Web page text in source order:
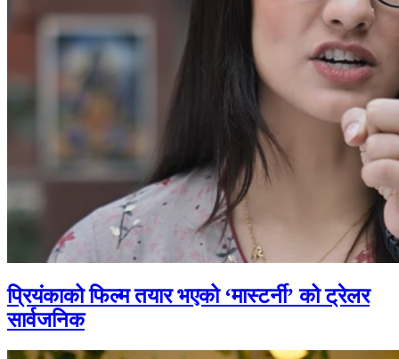
प्रियंकाको फिल्म तयार भएको ‘मास्टर्नी’ को ट्रेलर
सार्वजनिक